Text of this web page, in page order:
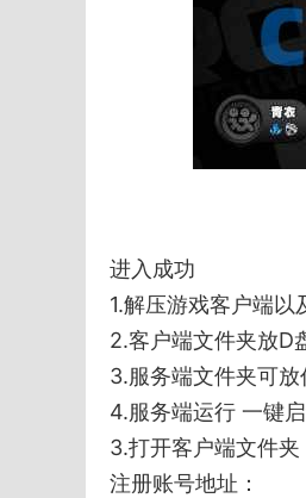
进入成功
1.解压游戏客户端以
2.客户端文件夹放D
3.服务端文件夹可
4.服务端运行 一键
3.打开客户端文件夹
注册账号地址：